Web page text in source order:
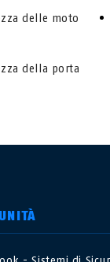
delle moto
della porta